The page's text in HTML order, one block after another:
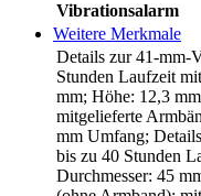
Vibrationsalarm
Weitere Merkmale
Details zur 41-mm-
Stunden Laufzeit
mm; Höhe: 12,3
mitgelieferte
mm Umfang;
bis zu 40 Stunden
Durchmesser: 45